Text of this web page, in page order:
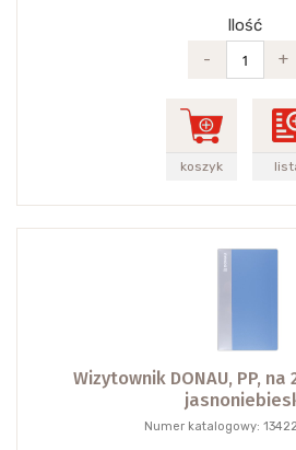
Ilość
-
+
koszyk
Wizytownik DONAU, PP,
Numer katalogowy: